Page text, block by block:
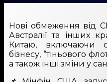
Нові обмеження від
Австралії та інших
Китаю, включаючи
бізнесу, “тіньового
а також інші зміни у